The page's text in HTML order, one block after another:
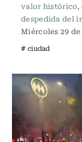
valor histórico,
despedida del
Miércoles 29
# ciudad